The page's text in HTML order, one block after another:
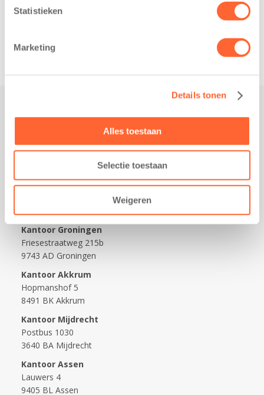
Statistieken
Marketing
Details tonen
Alles toestaan
Selectie toestaan
Weigeren
Leeuwarden Zuid.
Werken bij Kids First
Nieuws over Kids First
Wijzigen opvangcontract
Opzeggen opvangcontract
Contact
Kantoor Groningen
Friesestraatweg 215b
9743 AD Groningen
Kantoor Akkrum
Hopmanshof 5
8491 BK Akkrum
Kantoor Mijdrecht
Postbus 1030
3640 BA Mijdrecht
Kantoor Assen
Lauwers 4
9405 BL Assen